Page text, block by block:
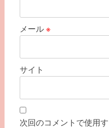
メール ※
サイト
次回のコメントで使用